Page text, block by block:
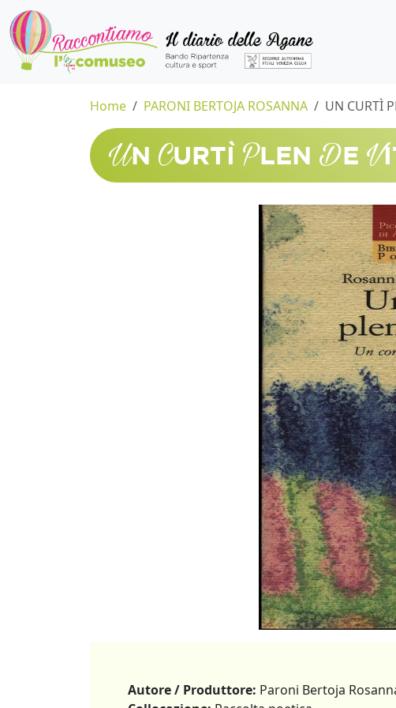
Home PARONI BERTOJA ROSANNA UN CURTÌ
UN CURTÌ PLEN D E V
Autore / Produttore: Paroni Bertoja